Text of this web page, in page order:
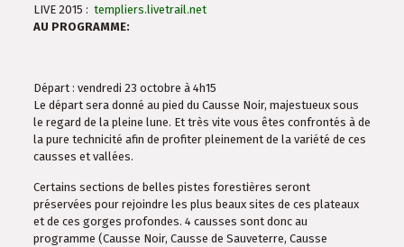
LIVE 2015 : templiers.livetrail.net
AU PROGRAMME:
Départ : vendredi 23 octobre à 4h15
Le départ sera donné au pied du Causse Noir, majestueux sous
le regard de la pleine lune. Et très vite vous êtes confrontés à de
la pure technicité afin de profiter pleinement de la variété de ces
causses et vallées.
Certains sections de belles pistes forestières seront
préservées pour rejoindre les plus beaux sites de ces plateaux
et de ces gorges profondes. 4 causses sont donc au
programme (Causse Noir, Causse de Sauveterre, Causse